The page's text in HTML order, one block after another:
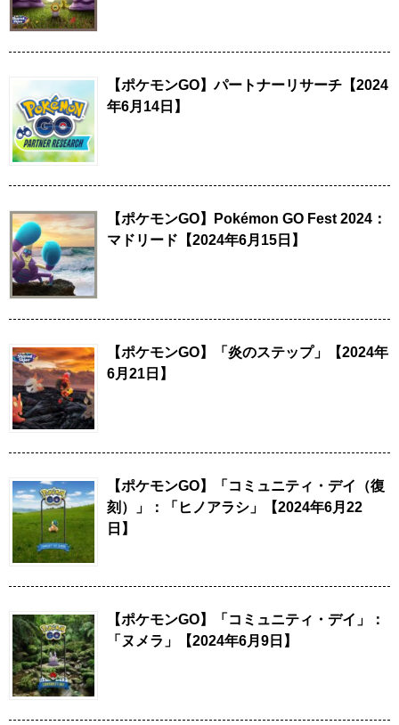
【ポケモンGO】パートナーリサーチ【2024
年6月14日】
【ポケモンGO】Pokémon GO Fest 2024：
マドリード【2024年6月15日】
【ポケモンGO】「炎のステップ」【2024年
6月21日】
【ポケモンGO】「コミュニティ・デイ（復
刻）」：「ヒノアラシ」【2024年6月22
日】
【ポケモンGO】「コミュニティ・デイ」：
「ヌメラ」【2024年6月9日】